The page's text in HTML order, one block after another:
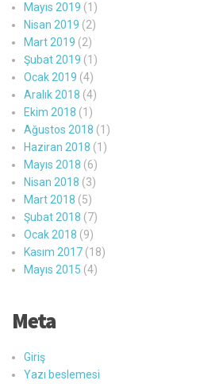
Mayıs 2019 (1)
Nisan 2019 (2)
Mart 2019 (2)
Şubat 2019 (1)
Ocak 2019 (4)
Aralık 2018 (4)
Ekim 2018 (1)
Ağustos 2018 (1)
Haziran 2018 (1)
Mayıs 2018 (6)
Nisan 2018 (3)
Mart 2018 (5)
Şubat 2018 (7)
Ocak 2018 (9)
Kasım 2017 (18)
Mayıs 2015 (4)
Meta
Giriş
Yazı beslemesi